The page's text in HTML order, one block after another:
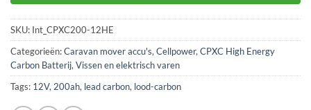
SKU: Int_CPXC200-12HE
Categorieën:Caravan mover accu's, Cellpower, CPXC High Energy
Carbon Batterij, Vissen en elektrisch varen
Tags: 12V, 200ah, lead carbon, lood-carbon